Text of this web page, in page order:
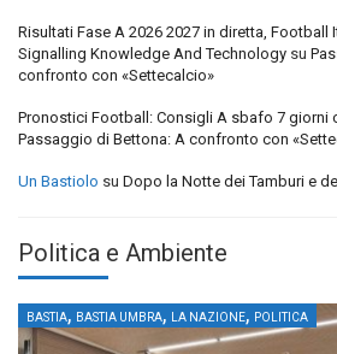
Risultati Fase A 2026 2027 in diretta,
Signalling Knowledge And Technology su
confronto con «Settecalcio»
Pronostici Football: Consigli A sbafo 7 giorni
Passaggio di Bettona: A confronto con
Un Bastiolo su Dopo la Notte dei Tamburi e
Politica e Ambiente
BASTIA, BASTIA UMBRA, LA NAZIONE, POLITICA